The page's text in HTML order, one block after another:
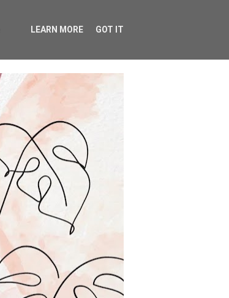
LEARN MORE GOT IT